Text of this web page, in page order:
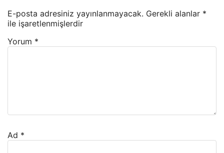
E-posta adresiniz yayınlanmayacak. Gerekli alanlar *
ile işaretlenmişlerdir
Yorum *
Ad *